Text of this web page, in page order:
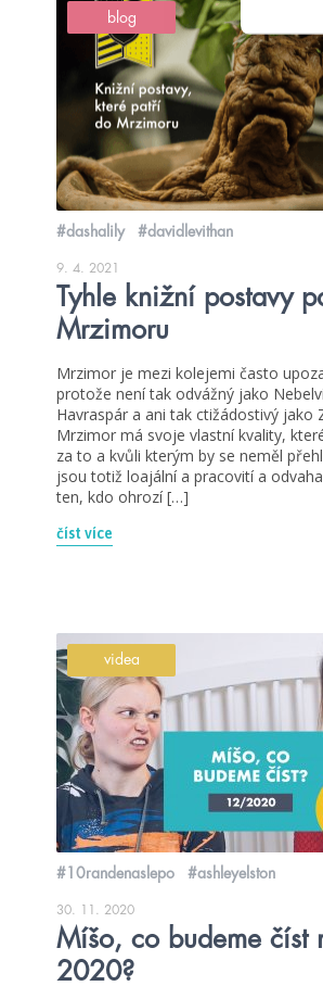
blog
#dashalily #davidlevithan
9. 4. 2021
Tyhle knižní postavy
Mrzimoru
Mrzimor je mezi kolejemi často
protože není tak odvážný jako
Havraspár a ani tak ctižádostivý jako
Mrzimor má svoje vlastní kvality,
za to a kvůli kterým by se neměl
jsou totiž loajální a pracovití a
ten, kdo ohrozí […]
číst více
videa
#10randenaslepo #ashleyelston
30. 11. 2020
Míšo, co budeme číst
2020?